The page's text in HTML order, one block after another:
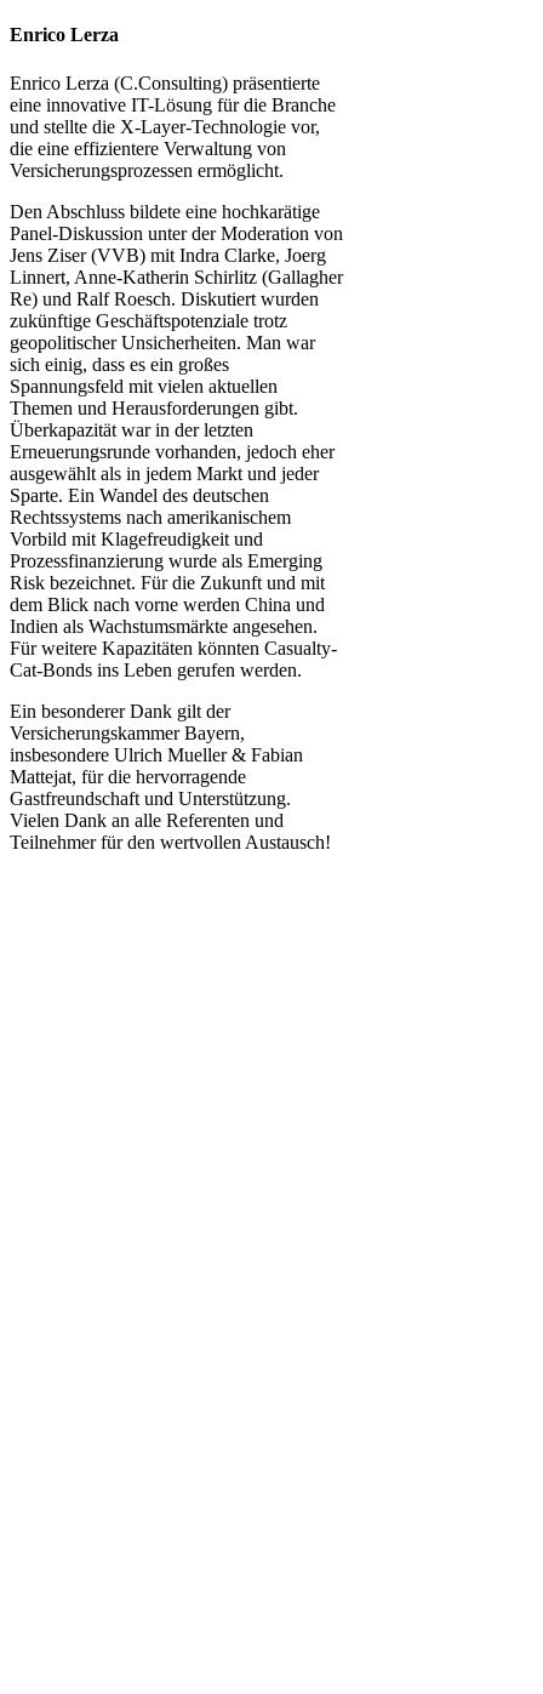
Enrico Lerza
Enrico Lerza (C.Consulting) präsentierte
eine innovative IT-Lösung für die Branche
und stellte die X-Layer-Technologie vor,
die eine effizientere Verwaltung von
Versicherungsprozessen ermöglicht.
Den Abschluss bildete eine hochkarätige
Panel-Diskussion unter der Moderation von
Jens Ziser (VVB) mit Indra Clarke, Joerg
Linnert, Anne-Katherin Schirlitz (Gallagher
Re) und Ralf Roesch. Diskutiert wurden
zukünftige Geschäftspotenziale trotz
geopolitischer Unsicherheiten. Man war
sich einig, dass es ein großes
Spannungsfeld mit vielen aktuellen
Themen und Herausforderungen gibt.
Überkapazität war in der letzten
Erneuerungsrunde vorhanden, jedoch eher
ausgewählt als in jedem Markt und jeder
Sparte. Ein Wandel des deutschen
Rechtssystems nach amerikanischem
Vorbild mit Klagefreudigkeit und
Prozessfinanzierung wurde als Emerging
Risk bezeichnet. Für die Zukunft und mit
dem Blick nach vorne werden China und
Indien als Wachstumsmärkte angesehen.
Für weitere Kapazitäten könnten Casualty-
Cat-Bonds ins Leben gerufen werden.
Ein besonderer Dank gilt der
Versicherungskammer Bayern,
insbesondere Ulrich Mueller & Fabian
Mattejat, für die hervorragende
Gastfreundschaft und Unterstützung.
Vielen Dank an alle Referenten und
Teilnehmer für den wertvollen Austausch!